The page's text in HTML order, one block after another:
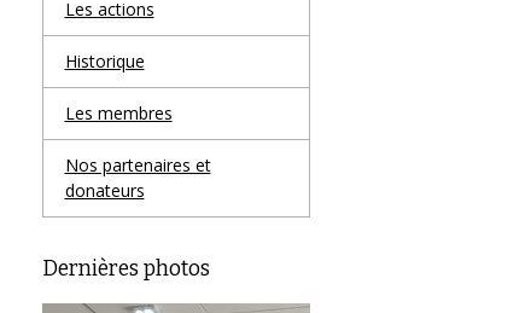
Les actions
Historique
Les membres
Nos partenaires et
donateurs
Dernières photos